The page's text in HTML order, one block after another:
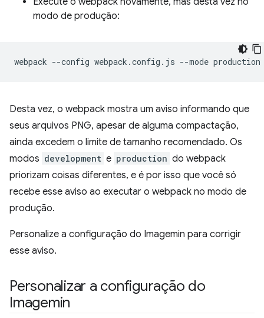
modo de produção:
webpack --config webpack.config.js --mode
Desta vez, o webpack mostra um aviso informando que
seus arquivos PNG, apesar de alguma compactação,
ainda excedem o limite de tamanho recomendado. Os
modos development e production do webpack
priorizam coisas diferentes, e é por isso que você só
recebe esse aviso ao executar o webpack no modo de
produção.
Personalize a configuração do Imagemin para corrigir
esse aviso.
Personalizar a configuração do
Imagemin